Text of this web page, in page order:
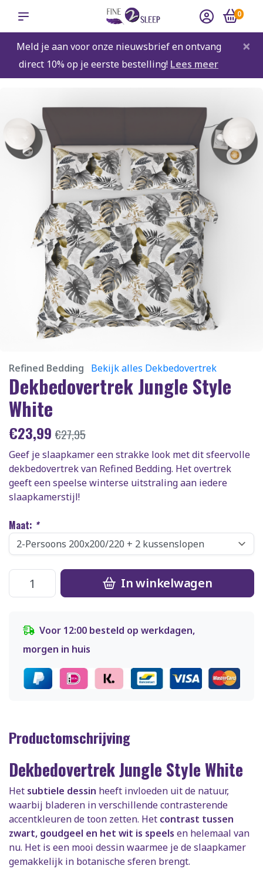
0
Meld je aan voor onze nieuwsbrief en ontvang
direct 10% op je eerste bestelling! Lees meer
×
Refined Bedding Bekijk alles Dekbedovertrek
Dekbedovertrek Jungle Style
White
€23,99 €27,95
Geef je slaapkamer een strakke look met dit sfeervolle
dekbedovertrek van Refined Bedding. Het overtrek
geeft een speelse winterse uitstraling aan iedere
slaapkamerstijl!
Maat: *
In winkelwagen
Voor 12:00 besteld op werkdagen,
morgen in huis
Productomschrijving
Dekbedovertrek Jungle Style White
Het subtiele dessin heeft invloeden uit de natuur,
waarbij bladeren in verschillende contrasterende
accentkleuren de toon zetten. Het contrast tussen
zwart, goudgeel en het wit is speels en helemaal van
nu. Het is een mooi dessin waarmee je de slaapkamer
gemakkelijk in botanische sferen brengt.